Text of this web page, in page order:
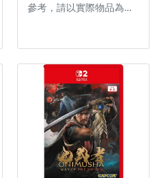
參考，請以實際物品為主
台：Xbox Series X 遊戲
類型：角色扮演 遊玩人
數： 1 人 作品分級：限
制級 製作廠商：
Lionhead Studios 發行
廠商：Microsoft 代理廠
商：傑仕登